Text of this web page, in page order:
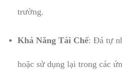
trường.
Khả Năng Tái Chế: Đá tự
hoặc sử dụng lại trong các